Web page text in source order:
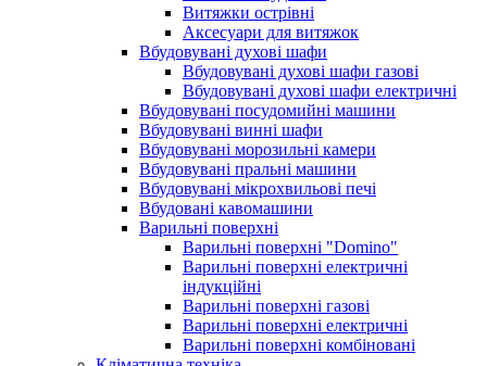
Витяжки острівні
Аксесуари для витяжок
Вбудовувані духові шафи
Вбудовувані духові шафи газові
Вбудовувані духові шафи електричні
Вбудовувані посудомийні машини
Вбудовувані винні шафи
Вбудовувані морозильні камери
Вбудовувані пральні машини
Вбудовувані мікрохвильові печі
Вбудовані кавомашини
Варильні поверхні
Варильні поверхні "Domino"
Варильні поверхні електричні
індукційні
Варильні поверхні газові
Варильні поверхні електричні
Варильні поверхні комбіновані